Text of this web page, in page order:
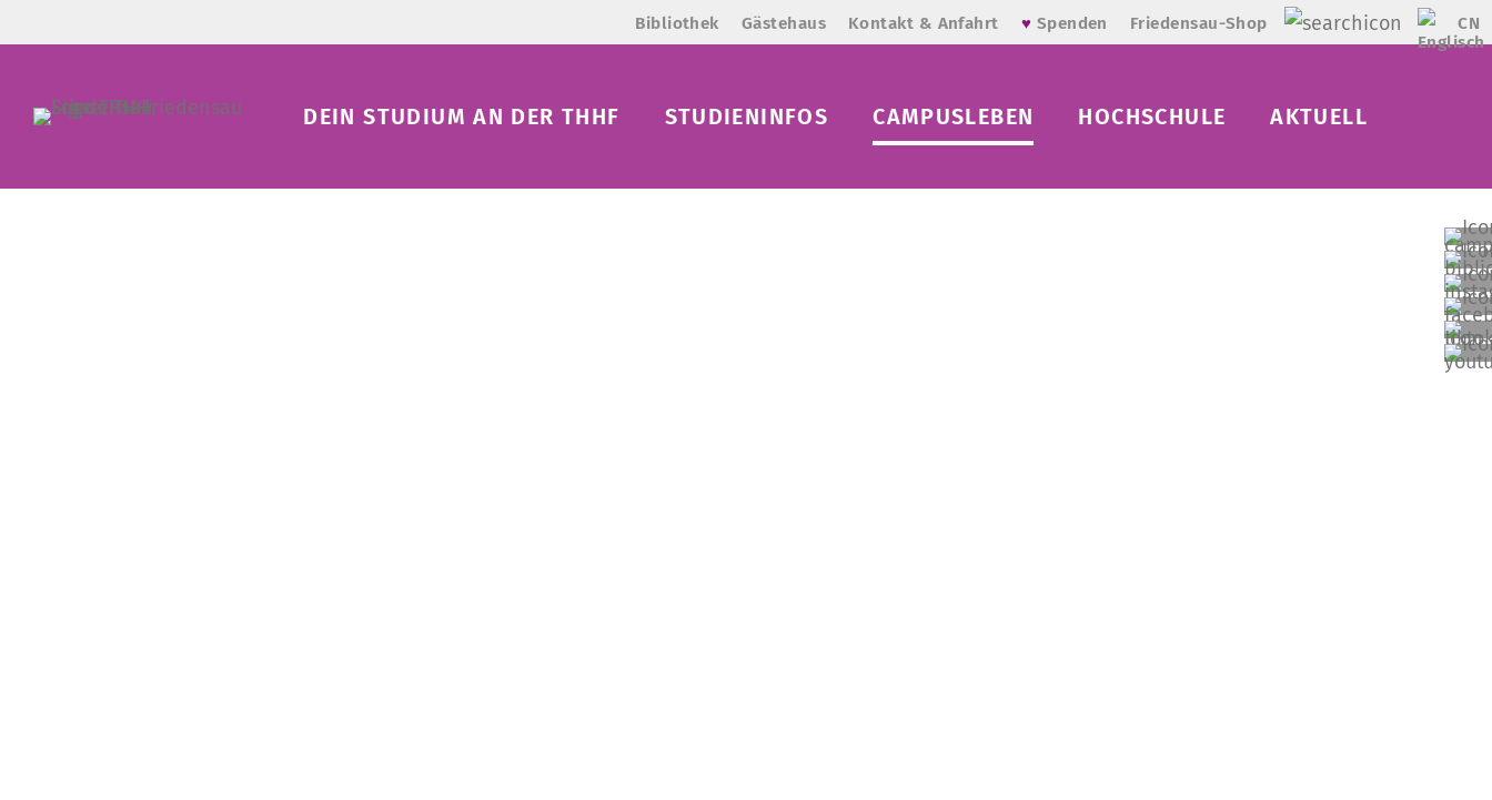
Bibliothek Gästehaus Kontakt & Anfahrt ♥ Spenden Friedensau-Shop CN
DEIN STUDIUM AN DER THHF STUDIENINFOS CAMPUSLEBEN HOCHSCHULE AKTUELL